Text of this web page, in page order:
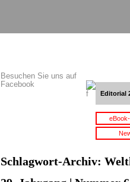
Besuchen Sie uns auf
Facebook
Editorial
Schlagwort-Archiv: